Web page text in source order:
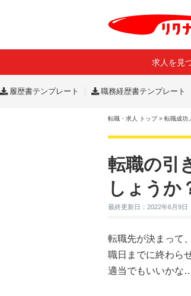
求人を見
履歴書テンプレート 職務経歴書テンプレート
転職・求人 トップ> 転職成功
転職の引
しょうか
最終更新日：2022年6月9日
転職先が決まって
職日までに終わら
適当でもいいかな